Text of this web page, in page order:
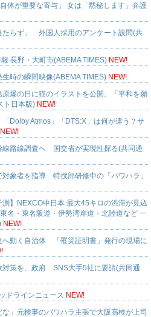
体が重要な寄与」 女は「黙秘します」弁護
たらず」 外国人採用のアンケート設問(共
長野・大町市(ABEMA TIMES) NEW!
時の瞬間映像(ABEMA TIMES) NEW!
原爆の日に猫のイラストを公開。「平和を願
ト日本版) NEW!
「Dolby Atmos」「DTS:X」は何が違う？サ
NEW!
線路線調査へ 国交省が実現性探る(共同通
対象者を指導 特捜部研修中の「パワハラ」
測】NEXCO中日本 最大45キロの渋滞が見込
名・東名阪道・伊勢湾岸道・北陸道など 一
NEW!
動く自治体 「罹災証明書」発行の現場に
対策を、政府 SNS大手5社に要請(共同通
ドラインニュース NEW!
な」元検事のパワハラ主張で大阪高検が上司